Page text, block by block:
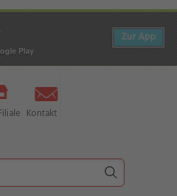
Kontakt
Play
Zur App